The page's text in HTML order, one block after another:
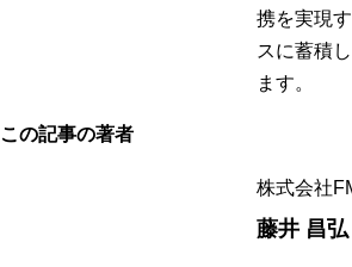
携を実現
スに蓄積
ます。
この記事の著者
株式会社
藤井 昌弘